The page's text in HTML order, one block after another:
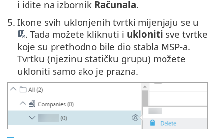
i idite na izbornik Računala.
5. Ikone svih uklonjenih tvrtki mijenjaju se u
. Tada možete kliknuti i ukloniti sve tvrtke
koje su prethodno bile dio stabla MSP-a.
Tvrtku (njezinu statičku grupu) možete
ukloniti samo ako je prazna.